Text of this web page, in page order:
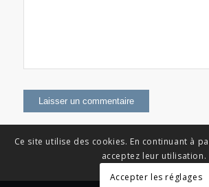
Ce site utilise des cookies. En continuant à
acceptez leur utilisation.
Accepter les réglages